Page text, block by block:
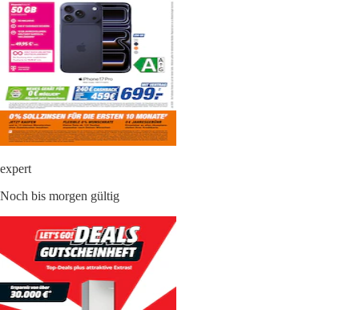
expert
Noch bis morgen gültig